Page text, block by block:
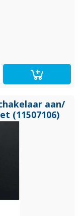
aan/
(11507106)